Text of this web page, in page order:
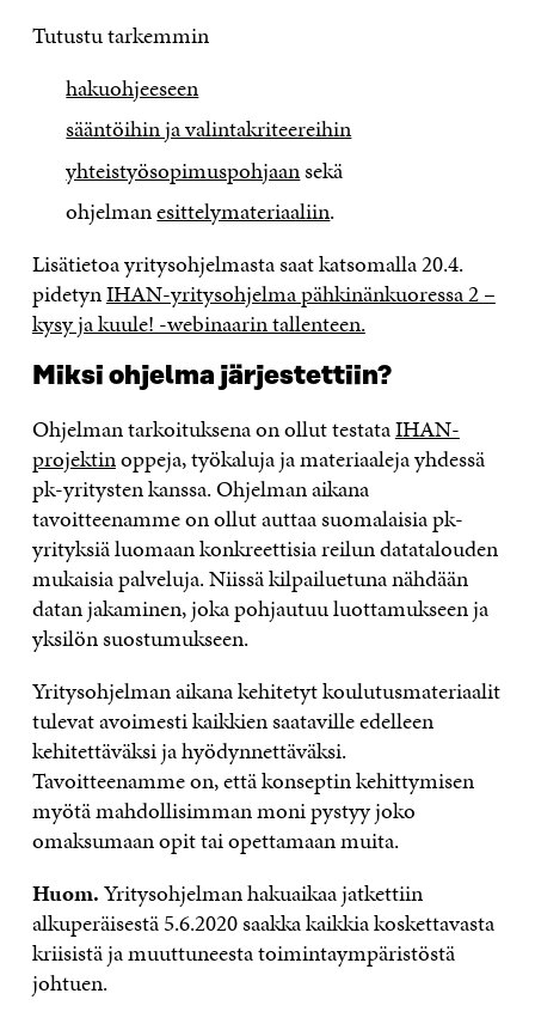
Tutustu tarkemmin
hakuohjeeseen
sääntöihin ja valintakriteereihin
yhteistyösopimuspohjaansekä
ohjelmanesittelymateriaaliin.
Lisätietoa yritysohjelmasta saat katsomalla 20.4.
pidetynIHAN-yritysohjelma pähkinänkuoressa 2 –
kysy ja kuule! -webinaarin tallenteen.
Miksi ohjelma järjestettiin?
Ohjelman tarkoituksena on ollut testataIHAN-
projektinoppeja, työkaluja ja materiaaleja yhdessä
pk-yritysten kanssa. Ohjelman aikana
tavoitteenamme on ollut auttaa suomalaisia pk-
yrityksiä luomaan konkreettisia reilun datatalouden
mukaisia palveluja. Niissä kilpailuetuna nähdään
datan jakaminen, joka pohjautuu luottamukseen ja
yksilön suostumukseen.
Yritysohjelman aikana kehitetyt koulutusmateriaalit
tulevat avoimesti kaikkien saataville edelleen
kehitettäväksi ja hyödynnettäväksi.
Tavoitteenamme on, että konseptin kehittymisen
myötä mahdollisimman moni pystyy joko
omaksumaan opit tai opettamaan muita.
Huom.Yritysohjelman hakuaikaa jatkettiin
alkuperäisestä 5.6.2020 saakka kaikkia koskettavasta
kriisistä ja muuttuneesta toimintaympäristöstä
johtuen.